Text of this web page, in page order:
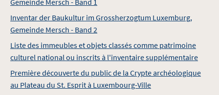
Gemeinde Mersch - Band 1
Inventar der Baukultur im Grossherzogtum Luxemburg,
Gemeinde Mersch - Band 2
Liste des immeubles et objets classés comme patrimoine
culturel national ou inscrits à l'inventaire supplémentaire
Première découverte du public de la Crypte archéologique
au Plateau du St. Esprit à Luxembourg-Ville